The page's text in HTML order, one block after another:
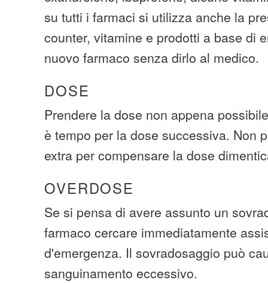
su tutti i farmaci si utilizza anche la
counter, vitamine e prodotti a base di
nuovo farmaco senza dirlo al medico.
DOSE
Prendere la dose non appena
è tempo per la dose successiva. Non
extra per compensare la dose
OVERDOSE
Se si pensa di avere assunto un
farmaco cercare immediatamente
d'emergenza. Il sovradosaggio può
sanguinamento eccessivo.